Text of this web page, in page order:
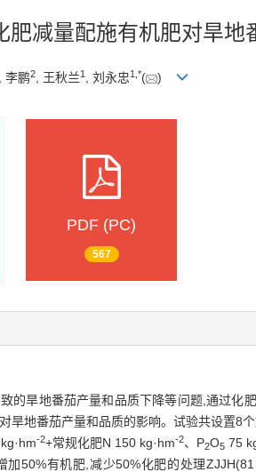
肥减量配施有机肥对旱地
, 李鹏2, 王秋兰1 , 刘永忠1 *( )
PDF (PC)
567
的旱地番茄产量和品质下降等问题,通过
旱地番茄产量和品质的影响。试验共设置8
-2+常规化肥N 150 kg·hm-2、P2O5 75
加50%有机肥,减少50%化肥的处理ZJJH(81